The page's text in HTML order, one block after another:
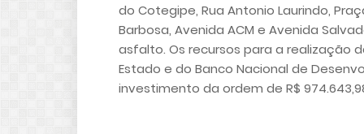
do Cotegipe, Rua Antonio Laurindo,
Barbosa, Avenida ACM e Avenida
asfalto. Os recursos para a realização
Estado e do Banco Nacional de
investimento da ordem de R$